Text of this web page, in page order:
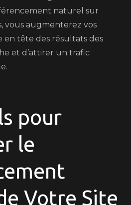
naturel sur
vous augmenterez vos
en tête des résultats des
et d’attirer un trafic
pour
le
Votre Site